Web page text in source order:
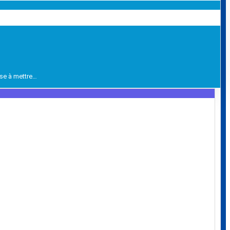
à mettre…